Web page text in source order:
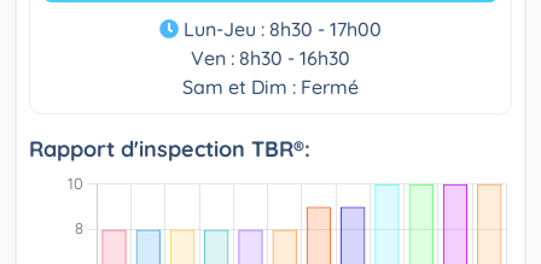
Lun-Jeu : 8h30 - 17h00
Ven : 8h30 - 16h30
Sam et Dim : Fermé
Rapport d'inspection TBR®: